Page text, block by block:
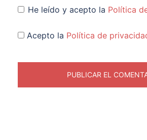
He leído y acepto la Política
Acepto la Política de